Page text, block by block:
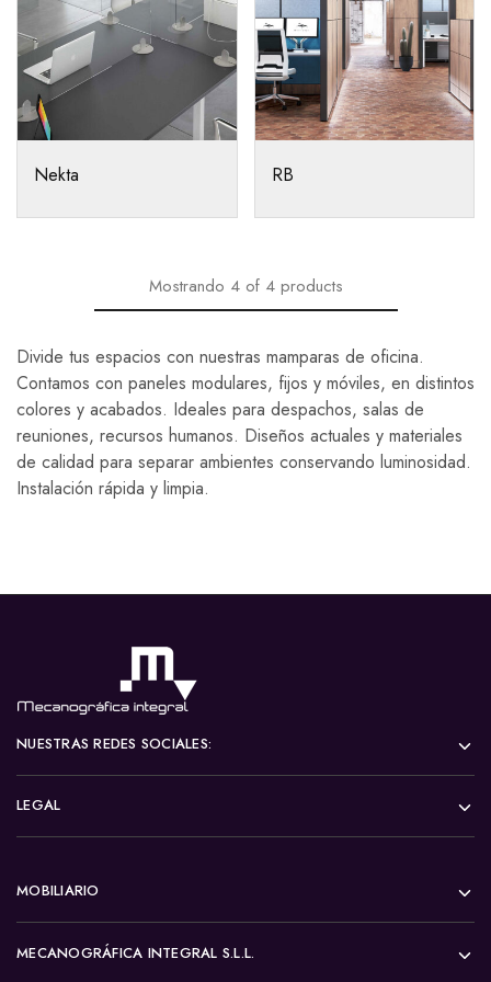
Nekta RB
Mostrando 4 of 4 products
Divide tus espacios con nuestras mamparas de oficina.
Contamos con paneles modulares, fijos y móviles, en distintos
colores y acabados. Ideales para despachos, salas de
reuniones, recursos humanos. Diseños actuales y materiales
de calidad para separar ambientes conservando luminosidad.
Instalación rápida y limpia.
NUESTRAS REDES SOCIALES:
LEGAL
MOBILIARIO
MECANOGRÁFICA INTEGRAL S.L.L.